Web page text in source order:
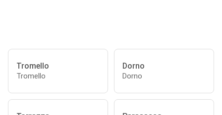
Tromello
Tromello
Dorno
Dorno